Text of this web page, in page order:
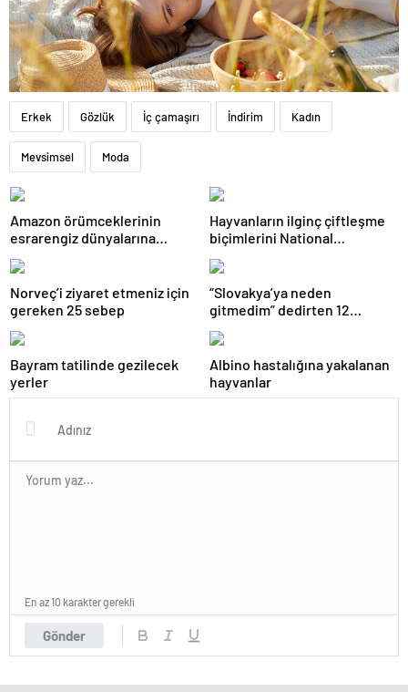
Erkek Gözlük İç çamaşırı İndirim Kadın
Mevsimsel Moda
Amazon örümceklerinin
esrarengiz dünyalarına
Hayvanların ilginç çiftleşme
biçimlerini National
Norveç’i ziyaret etmeniz için
gereken 25 sebep
“Slovakya’ya neden
gitmedim” dedirten 12
Bayram tatilinde gezilecek
yerler
Albino hastalığına yakalanan
hayvanlar
Gönder
En az 10 karakter gerekli